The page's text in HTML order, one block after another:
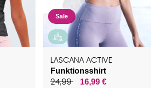
Sale
LASCANA ACTIVE
Funktionsshirt
24,99 16,99 €